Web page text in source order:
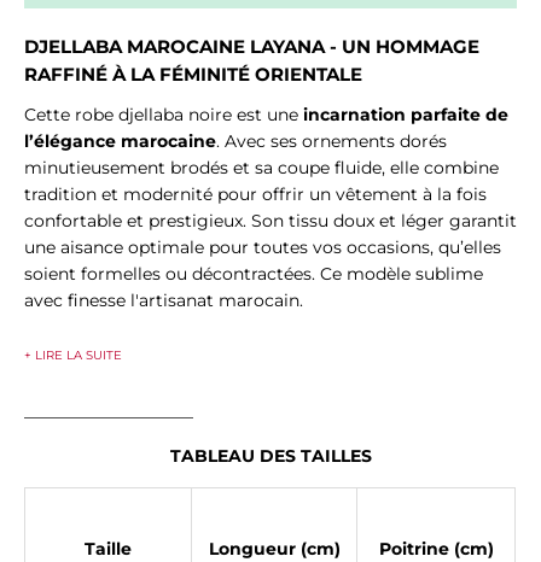
DJELLABA MAROCAINE LAYANA - UN HOMMAGE
RAFFINÉ À LA FÉMINITÉ ORIENTALE
Cette robe djellaba noire est une incarnation parfaite de
l’élégance marocaine. Avec ses ornements dorés
minutieusement brodés et sa coupe fluide, elle combine
tradition et modernité pour offrir un vêtement à la fois
confortable et prestigieux. Son tissu doux et léger garantit
une aisance optimale pour toutes vos occasions, qu’elles
soient formelles ou décontractées. Ce modèle sublime
avec finesse l'artisanat marocain.
+ LIRE LA SUITE
TABLEAU DES TAILLES
Taille Longueur (cm) Poitrine (cm)